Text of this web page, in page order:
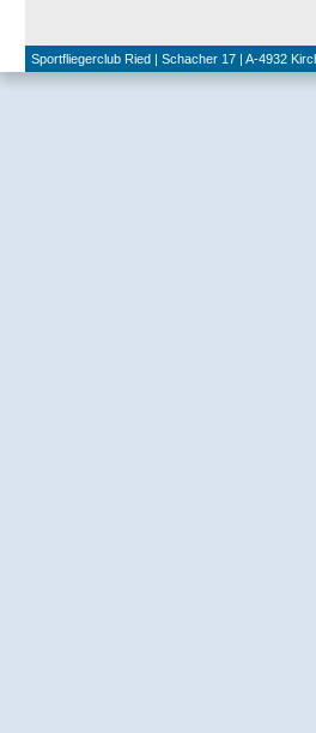
Sportfliegerclub Ried | Schacher 17 | A-4932